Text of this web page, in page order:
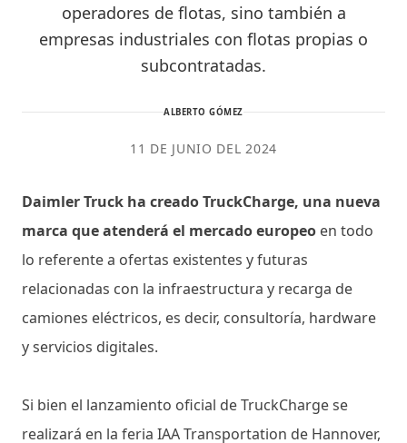
operadores de flotas, sino también a
empresas industriales con flotas propias o
subcontratadas.
ALBERTO GÓMEZ
11 DE JUNIO DEL 2024
Daimler Truck ha creado TruckCharge, una nueva
marca que atenderá el mercado europeo en todo
lo referente a ofertas existentes y futuras
relacionadas con la infraestructura y recarga de
camiones eléctricos, es decir, consultoría, hardware
y servicios digitales.
Si bien el lanzamiento oficial de TruckCharge se
realizará en la feria IAA Transportation de Hannover,